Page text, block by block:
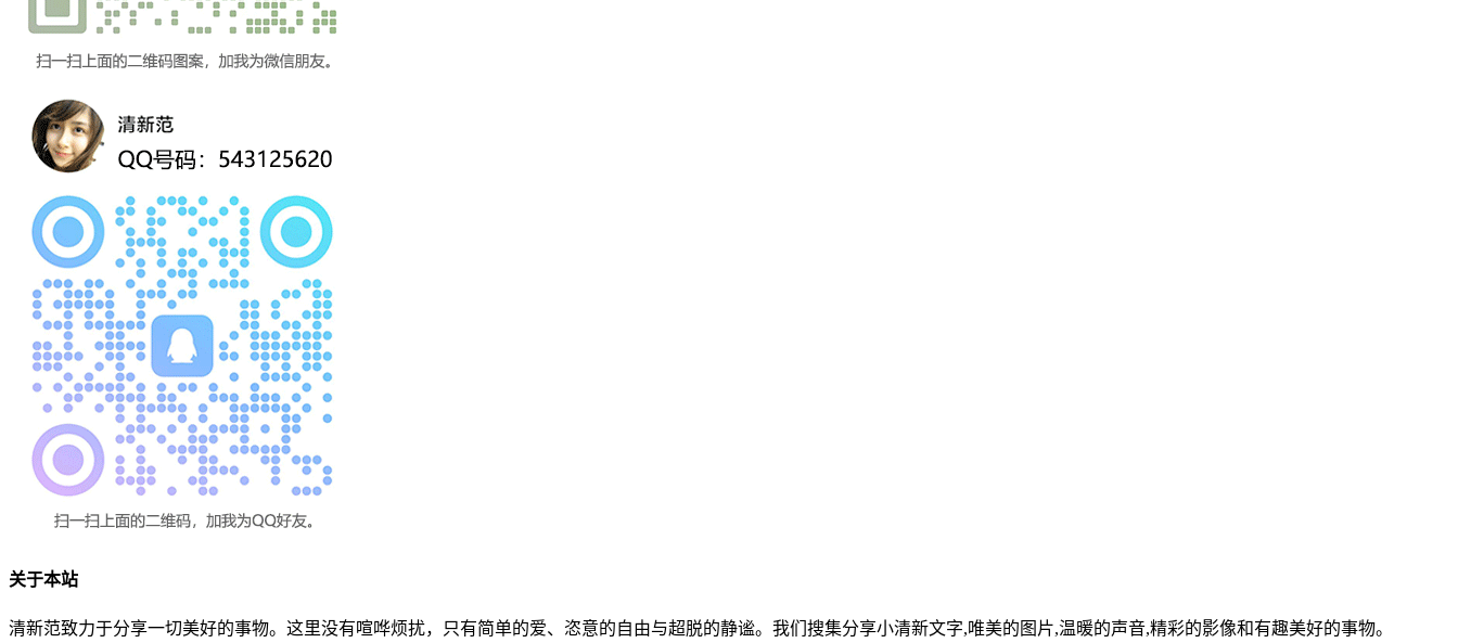
关于本站
清新范致力于分享一切美好的事物。这里没有喧哗烦扰，只有简单的爱、恣意的自由与超脱的静谧。我们搜集分享小清新文字,唯美的图片,温暖的声音,精彩的影像和有趣美好的事物。